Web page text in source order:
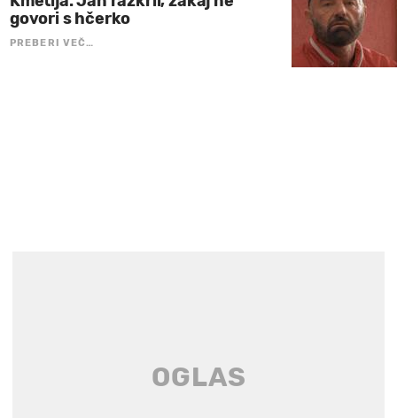
govori s hčerko
PREBERI VEČ…